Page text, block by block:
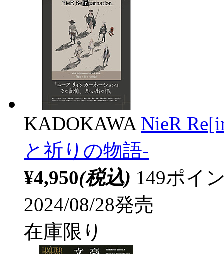
KADOKAWA NieR
と祈りの物語-
¥4,950(税込) 149ポイ
2024/08/28発売
在庫限り